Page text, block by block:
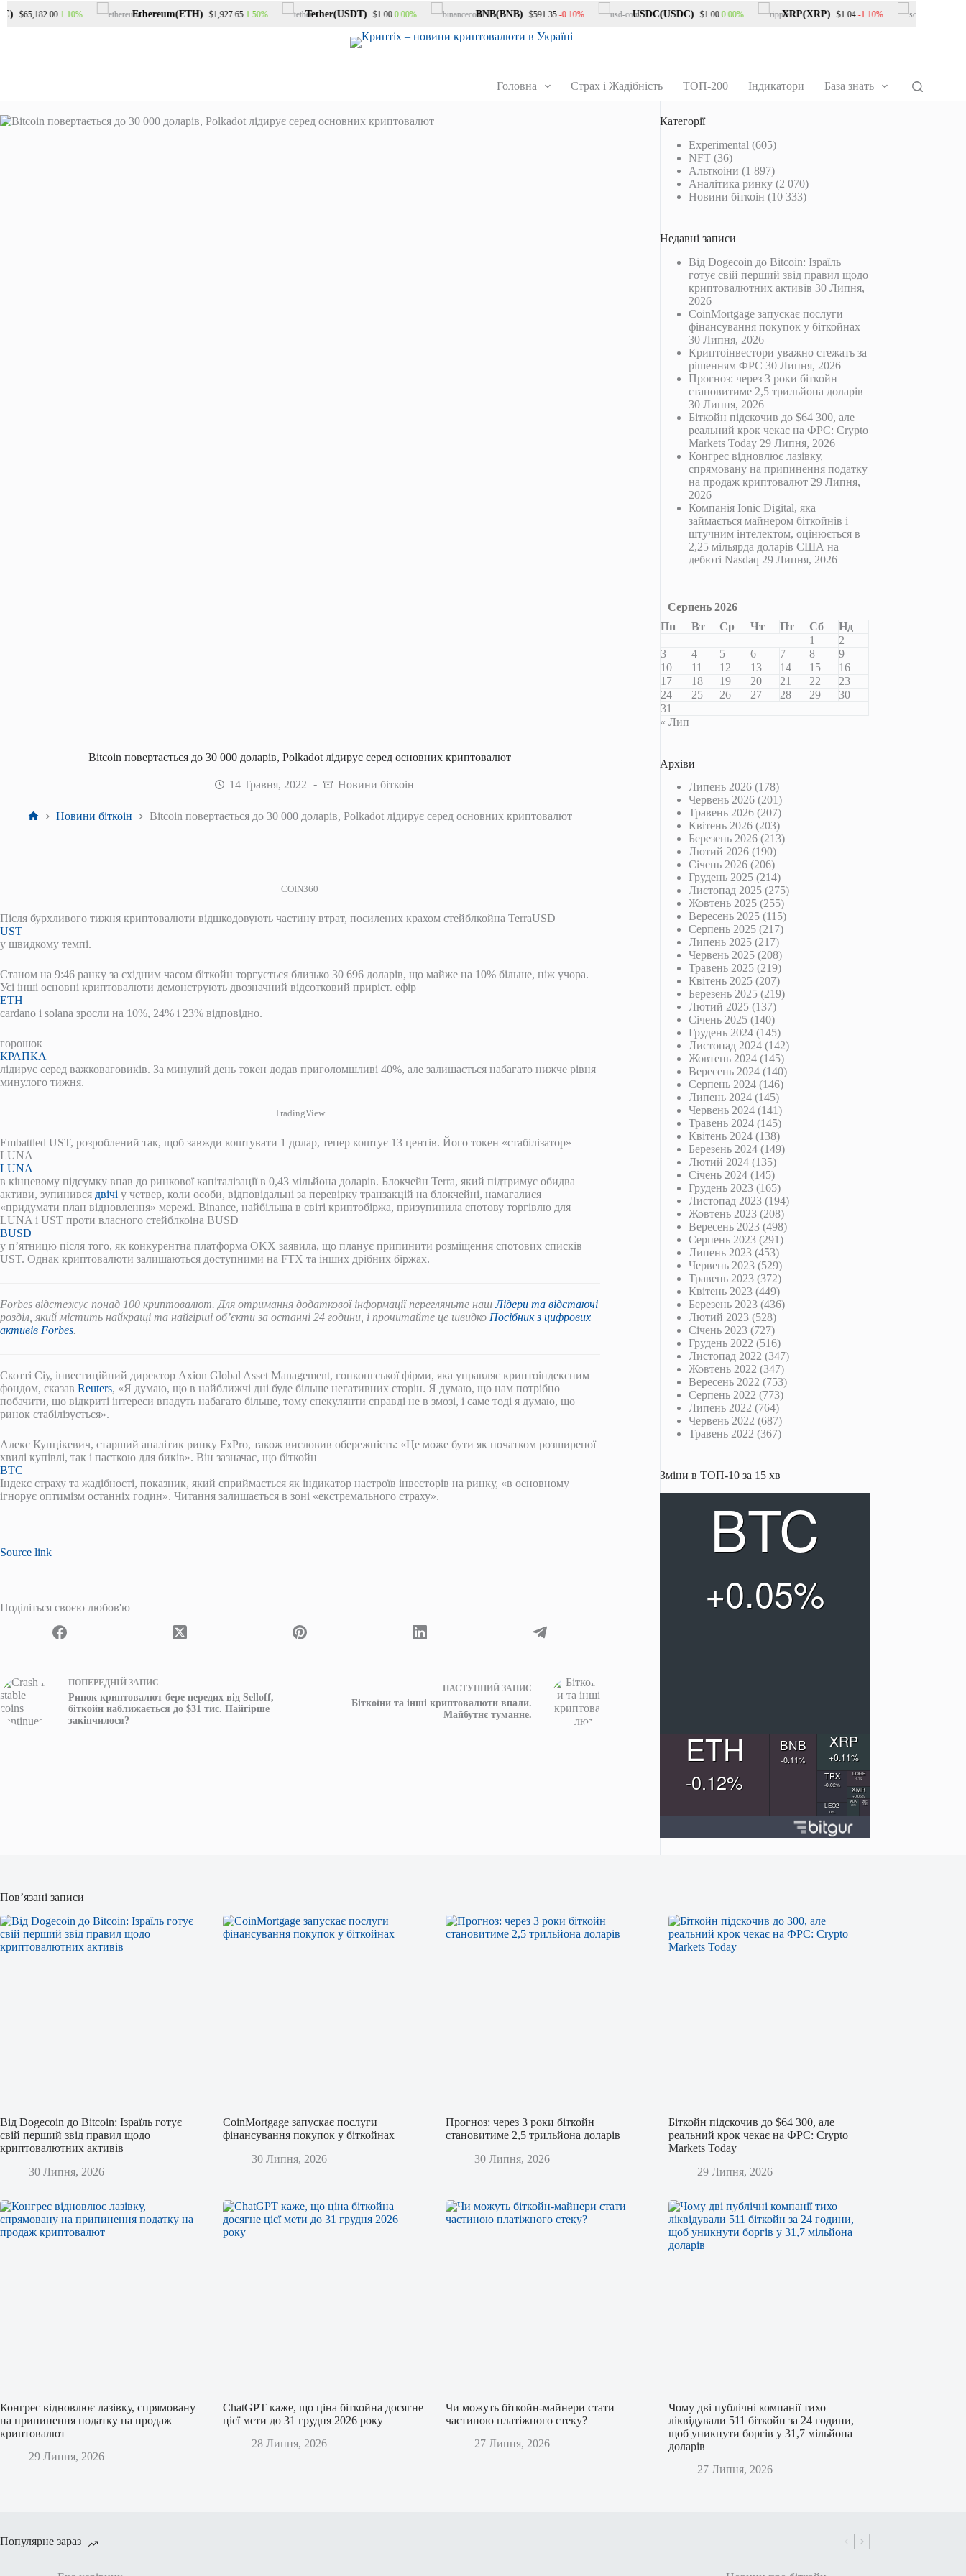
до$65,182.00 1.10% Ethereum(ETH) $1,927.65 1.50% Tether(USDT) $1.00 0.00% BNB(BNB) $591.35 -0.10% USDC(USDC) $1.00 0.00% XRP(XRP) $1.04 -1.10%
Головна Страх і Жадібність ТОП-200 Індикатори База знать
Bitcoin повертається до 30 000 доларів, Polkadot лідирує серед основних криптовалют
14 Травня, 2022 Новини біткоін
Головна
Новини біткоін Bitcoin повертається до 30 000 доларів, Polkadot лідирує серед основних криптовалют
COIN360
Після бурхливого тижня криптовалюти відшкодовують частину втрат, посилених крахом стейблкойна TerraUSD
UST
у швидкому темпі.
Станом на 9:46 ранку за східним часом біткойн торгується близько 30 696 доларів, що майже на 10% більше, ніж учора.
Усі інші основні криптовалюти демонструють двозначний відсотковий приріст. ефір
ETH
cardano і solana зросли на 10%, 24% і 23% відповідно.
горошок
КРАПКА
лідирує серед важковаговиків. За минулий день токен додав приголомшливі 40%, але залишається набагато нижче рівня
минулого тижня.
TradingView
Embattled UST, розроблений так, щоб завжди коштувати 1 долар, тепер коштує 13 центів. Його токен «стабілізатор»
LUNA
LUNA
в кінцевому підсумку впав до ринкової капіталізації в 0,43 мільйона доларів. Блокчейн Terra, який підтримує обидва
активи, зупинився двічі у четвер, коли особи, відповідальні за перевірку транзакцій на блокчейні, намагалися
«придумати план відновлення» мережі. Binance, найбільша в світі криптобіржа, призупинила спотову торгівлю для
LUNA і UST проти власного стейблкоіна BUSD
BUSD
у п’ятницю після того, як конкурентна платформа OKX заявила, що планує припинити розміщення спотових списків
UST. Однак криптовалюти залишаються доступними на FTX та інших дрібних біржах.
Forbes відстежує понад 100 криптовалют. Для отримання додаткової інформації перегляньте нашЛідери та відстаючі
розділ, який містить найкращі та найгірші об’єкти за останні 24 години, і прочитайте це швидко Посібник з цифрових
активів Forbes.
Скотті Сіу, інвестиційний директор Axion Global Asset Management, гонконгської фірми, яка управляє криптоіндексним
фондом, сказав Reuters, «Я думаю, що в найближчі дні буде більше негативних сторін. Я думаю, що нам потрібно
побачити, що відкриті інтереси впадуть набагато більше, тому спекулянти справді не в змозі, і саме тоді я думаю, що
ринок стабілізується».
Алекс Купцікевич, старший аналітик ринку FxPro, також висловив обережність: «Це може бути як початком розширеної
хвилі купівлі, так і пасткою для биків». Він зазначає, що біткойн
BTC
Індекс страху та жадібності, показник, який сприймається як індикатор настроїв інвесторів на ринку, «в основному
ігнорує оптимізм останніх годин». Читання залишається в зоні «екстремального страху».
Source link
Поділіться своєю любов'ю
ПОПЕРЕДНІЙ ЗАПИС
Ринок криптовалют бере передих від Selloff,
біткойн наближається до $31 тис. Найгірше
закінчилося?
НАСТУПНИЙ ЗАПИС
Біткоїни та інші криптовалюти впали.
Майбутнє туманне.
Категорії
Experimental (605)
NFT (36)
Альткоіни (1 897)
Аналітика ринку (2 070)
Новини біткоін (10 333)
Недавні записи
Від Dogecoin до Bitcoin: Ізраїль
готує свій перший звід правил щодо
криптовалютних активів 30 Липня,
2026
CoinMortgage запускає послуги
фінансування покупок у біткойнах
30 Липня, 2026
Криптоінвестори уважно стежать за
рішенням ФРС 30 Липня, 2026
Прогноз: через 3 роки біткойн
становитиме 2,5 трильйона доларів
30 Липня, 2026
Біткойн підскочив до $64 300, але
реальний крок чекає на ФРС: Crypto
Markets Today 29 Липня, 2026
Конгрес відновлює лазівку,
спрямовану на припинення податку
на продаж криптовалют 29 Липня,
2026
Компанія Ionic Digital, яка
займається майнером біткойнів і
штучним інтелектом, оцінюється в
2,25 мільярда доларів США на
дебюті Nasdaq 29 Липня, 2026
Серпень 2026
Пн
Вт Ср Чт Пт Сб
Нд
1
2
3
4 5 6 7 8
9
10
11 12 13 14 15
16
17
18 19 20 21 22
23
24
25 26 27 28 29
30
31
« Лип
Архіви
Липень 2026 (178)
Червень 2026 (201)
Травень 2026 (207)
Квітень 2026 (203)
Березень 2026 (213)
Лютий 2026 (190)
Січень 2026 (206)
Грудень 2025 (214)
Листопад 2025 (275)
Жовтень 2025 (255)
Вересень 2025 (115)
Серпень 2025 (217)
Липень 2025 (217)
Червень 2025 (208)
Травень 2025 (219)
Квітень 2025 (207)
Березень 2025 (219)
Лютий 2025 (137)
Січень 2025 (140)
Грудень 2024 (145)
Листопад 2024 (142)
Жовтень 2024 (145)
Вересень 2024 (140)
Серпень 2024 (146)
Липень 2024 (145)
Червень 2024 (141)
Травень 2024 (145)
Квітень 2024 (138)
Березень 2024 (149)
Лютий 2024 (135)
Січень 2024 (145)
Грудень 2023 (165)
Листопад 2023 (194)
Жовтень 2023 (208)
Вересень 2023 (498)
Серпень 2023 (291)
Липень 2023 (453)
Червень 2023 (529)
Травень 2023 (372)
Квітень 2023 (449)
Березень 2023 (436)
Лютий 2023 (528)
Січень 2023 (727)
Грудень 2022 (516)
Листопад 2022 (347)
Жовтень 2022 (347)
Вересень 2022 (753)
Серпень 2022 (773)
Липень 2022 (764)
Червень 2022 (687)
Травень 2022 (367)
Зміни в ТОП-10 за 15 хв
Пов’язані записи
Від Dogecoin до Bitcoin: Ізраїль готує
свій перший звід правил щодо
криптовалютних активів
30 Липня, 2026
CoinMortgage запускає послуги
фінансування покупок у біткойнах
30 Липня, 2026
Прогноз: через 3 роки біткойн
становитиме 2,5 трильйона доларів
30 Липня, 2026
Біткойн підскочив до $64 300, але
реальний крок чекає на ФРС: Crypto
Markets Today
29 Липня, 2026
Конгрес відновлює лазівку, спрямовану
на припинення податку на продаж
криптовалют
29 Липня, 2026
ChatGPT каже, що ціна біткойна досягне
цієї мети до 31 грудня 2026 року
28 Липня, 2026
Чи можуть біткойн-майнери стати
частиною платіжного стеку?
27 Липня, 2026
Чому дві публічні компанії тихо
ліквідували 511 біткойн за 24 години,
щоб уникнути боргів у 31,7 мільйона
доларів
27 Липня, 2026
Популярне зараз